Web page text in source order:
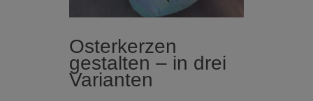
Osterkerzen
gestalten – in drei
Varianten